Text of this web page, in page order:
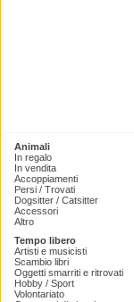
Animali
In regalo
In vendita
Accoppiamenti
Persi / Trovati
Dogsitter / Catsitter
Accessori
Altro
Tempo libero
Artisti e musicisti
Scambio libri
Oggetti smarriti e ritrovati
Hobby / Sport
Volontariato